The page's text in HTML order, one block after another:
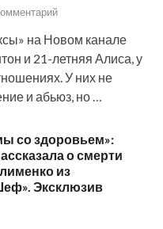
на Новом канале
и 21-летняя Алиса, у
У них не
и абьюз, но …
со здоровьем»:
о смерти
из
Эксклюзив